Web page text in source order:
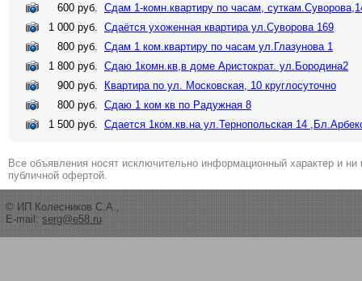
600 руб. Сдам 1-комн.квартиру по часам,
1 000 руб. Сдаётся ухоженная квартира ул.Суворова 169
800 руб. Сдам 1 ком.квартиру по часам ул.Глазунова 1
1 800 руб. Сдаю 1комн.кв,в доме Аристократ. ул.Бородина2
900 руб.
Квартира по ул. Московская, 10 круглосуточно
800 руб. Сдаю 1 ком кв по Радужная 8
1 500 руб. Сдается 1ком.кв.на ул.Тернопольская 14
Все объявления носят исключительно информационный характер и ни
публичной офертой.
© ИП Колесников С.А.,
E-mail: serg@e58.ru